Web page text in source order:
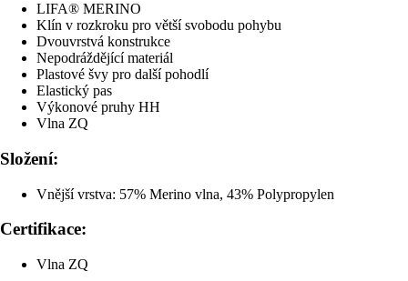
LIFA® MERINO
Klín v rozkroku pro větší svobodu pohybu
Dvouvrstvá konstrukce
Nepodráždějící materiál
Plastové švy pro další pohodlí
Elastický pas
Výkonové pruhy HH
Vlna ZQ
Složení:
Vnější vrstva: 57% Merino vlna, 43% Polypropylen
Certifikace:
Vlna ZQ